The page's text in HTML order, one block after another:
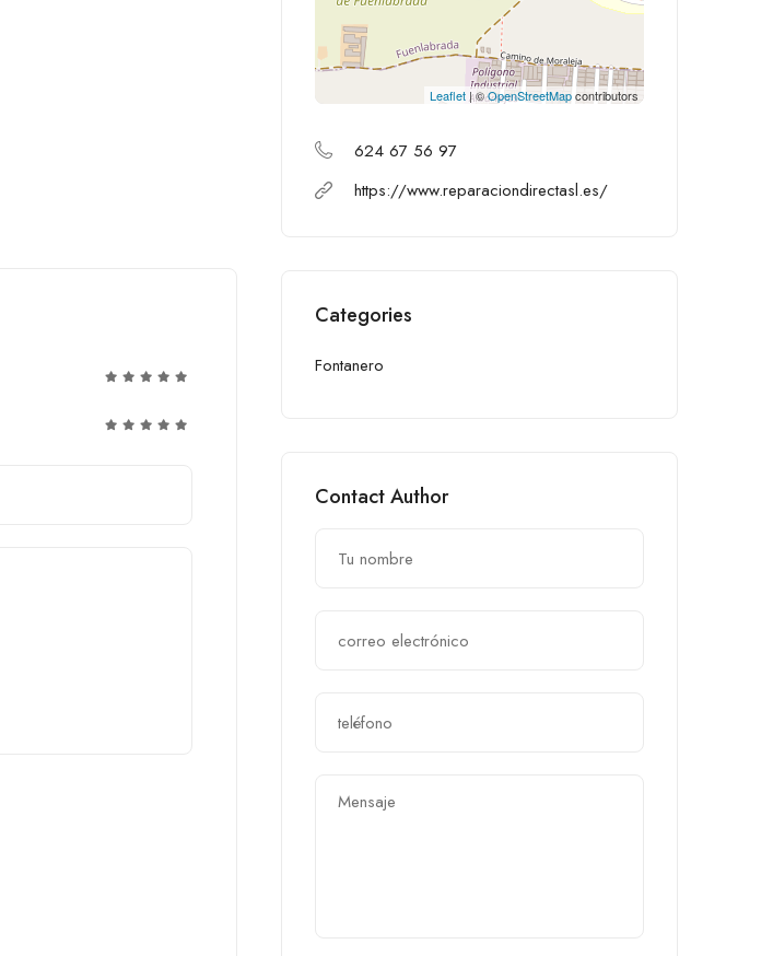
Leaflet| ©OpenStreetMapcontributors
624 67 56 97
https://www.reparaciondirectasl.es/
Categories
Fontanero
Contact Author